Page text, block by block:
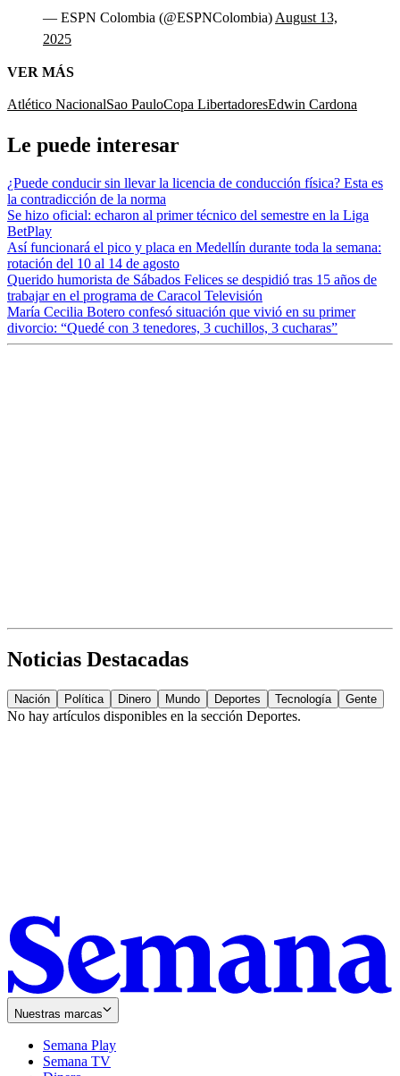
— ESPN Colombia (@ESPNColombia)August 13,
2025
VER MÁS
Atlético NacionalSao PauloCopa LibertadoresEdwin Cardona
Le puede interesar
¿Puede conducir sin llevar la licencia de conducción física? Esta es
la contradicción de la norma
Se hizo oficial: echaron al primer técnico del semestre en la Liga
BetPlay
Así funcionará el pico y placa en Medellín durante toda la semana:
rotación del 10 al 14 de agosto
Querido humorista de Sábados Felices se despidió tras 15 años de
trabajar en el programa de Caracol Televisión
María Cecilia Botero confesó situación que vivió en su primer
divorcio: “Quedé con 3 tenedores, 3 cuchillos, 3 cucharas”
Noticias Destacadas
Nación Política Dinero Mundo Deportes Tecnología Gente
No hay artículos disponibles en la sección Deportes.
Nuestras marcas
Semana Play
Semana TV